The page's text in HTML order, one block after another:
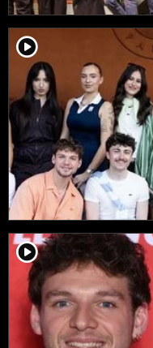
player2
player2